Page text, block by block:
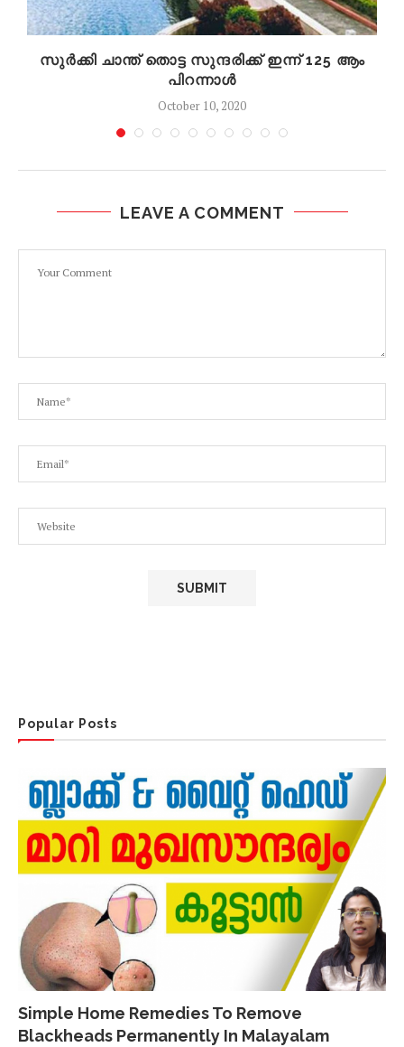
സുർക്കി ചാന്ത് തൊട്ട സുന്ദരിക്ക് ഇന്ന് 125 ആം
പിറന്നാൾ
October 10, 2020
LEAVE A COMMENT
Popular Posts
Simple Home Remedies To Remove
Blackheads Permanently In Malayalam